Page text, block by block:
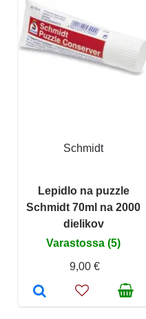
Schmidt
Lepidlo na puzzle
Schmidt 70ml na 2000
dielikov
Varastossa (5)
9,00 €